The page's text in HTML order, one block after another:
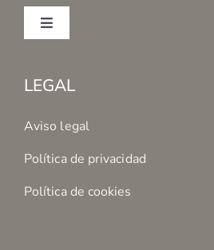
Toggle
Condiciones de Compra
Formas de Pago
LEGAL
Aviso legal
Política de privacidad
Política de cookies